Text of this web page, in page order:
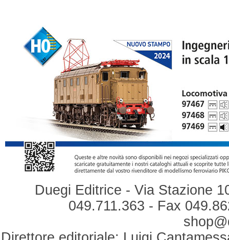
Duegi Editrice - Via Stazione
049.711.363 - Fax